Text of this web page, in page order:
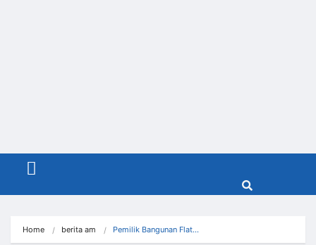
Menu
Home berita am Pemilik Bangunan Flat…